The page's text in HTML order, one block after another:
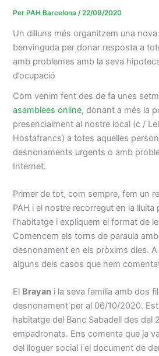
Per PAH Barcelona/22/09/2020
Un dilluns més organitzem una
benvinguda per donar resposta a
amb problemes amb la seva
d’ocupació
Com venim fent des de fa unes
asamblees online, donant a més la
presencialment al nostre local (c /
Hostafrancs) a totes aquelles
desnonaments urgents o amb
Internet.
Primer de tot, com sempre, fem un
PAH i el nostre recorregut en la lluita
l’habitatge i expliquem el format de
Comencem els torns de paraula
desnonament en els pròxims dies.
alguns dels casos que hem comentat
El Brayan i la seva família amb dos
desnonament per al 06/10/2020.
habitatge del Banc Sabadell des del
empadronats. Ens comenta que ja
del lloguer social i el document de